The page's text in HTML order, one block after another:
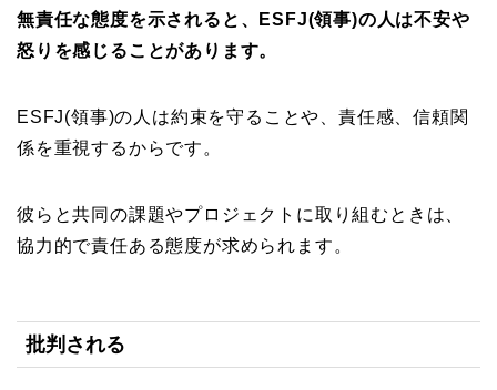
無責任な態度を示されると、ESFJ(領事)の人は不安や
怒りを感じることがあります。
ESFJ(領事)の人は約束を守ることや、責任感、信頼関
係を重視するからです。
彼らと共同の課題やプロジェクトに取り組むときは、
協力的で責任ある態度が求められます。
批判される